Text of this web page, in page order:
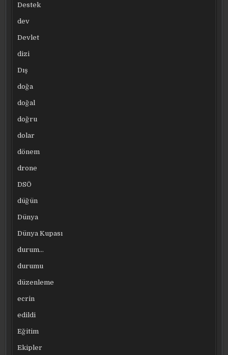
Destek
dev
Devlet
dizi
Dış
doğa
doğal
doğru
dolar
dönem
drone
DSÖ
düğün
Dünya
Dünya Kupası
durum…
durumu
düzenleme
ecrin
edildi
Eğitim
Ekipler